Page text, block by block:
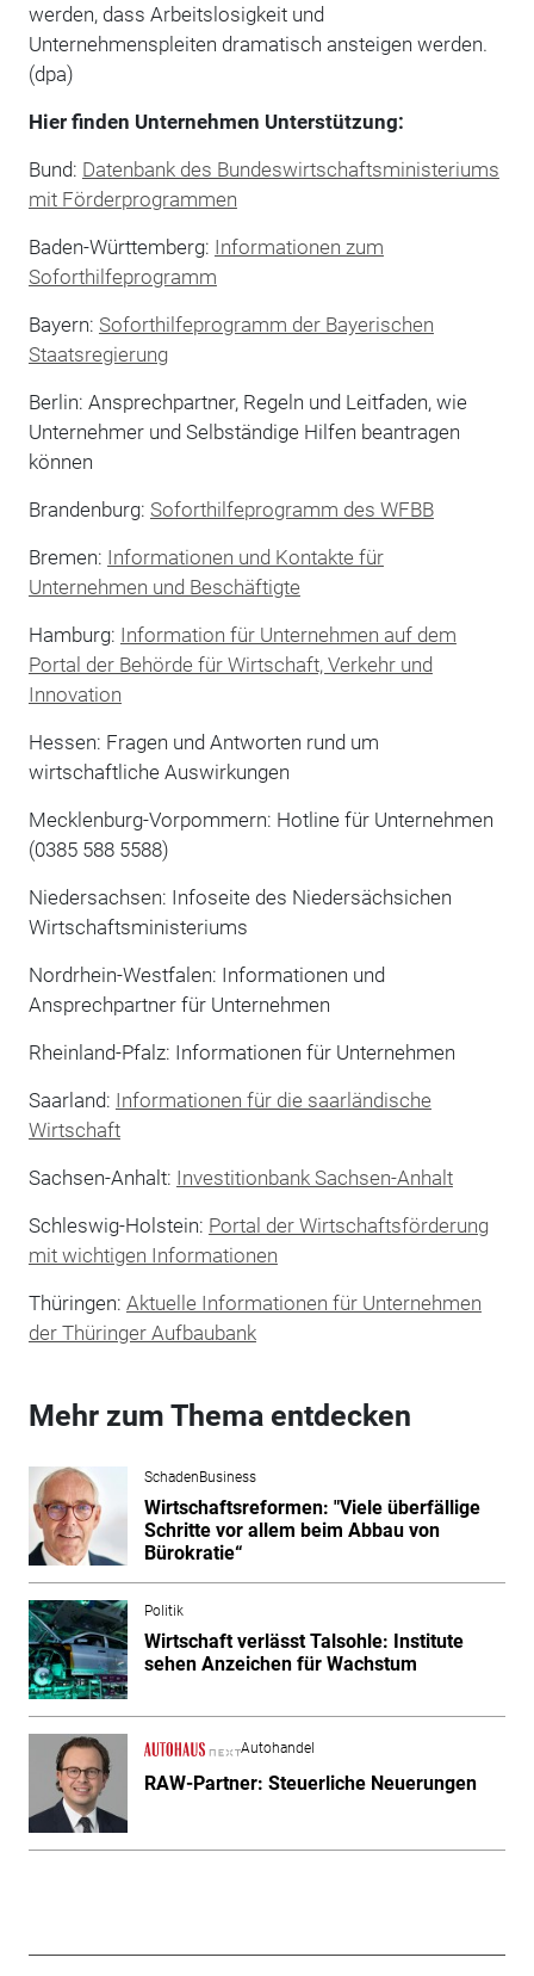
werden, dass Arbeitslosigkeit und
Unternehmenspleiten dramatisch ansteigen werden.
(dpa)
Hier finden Unternehmen Unterstützung:
Bund: Datenbank des Bundeswirtschaftsministeriums
mit Förderprogrammen
Baden-Württemberg: Informationen zum
Soforthilfeprogramm
Bayern: Soforthilfeprogramm der Bayerischen
Staatsregierung
Berlin: Ansprechpartner, Regeln und Leitfaden, wie
Unternehmer und Selbständige Hilfen beantragen
können
Brandenburg: Soforthilfeprogramm des WFBB
Bremen: Informationen und Kontakte für
Unternehmen und Beschäftigte
Hamburg: Information für Unternehmen auf dem
Portal der Behörde für Wirtschaft, Verkehr und
Innovation
Hessen: Fragen und Antworten rund um
wirtschaftliche Auswirkungen
Mecklenburg-Vorpommern: Hotline für Unternehmen
(0385 588 5588)
Niedersachsen: Infoseite des Niedersächsichen
Wirtschaftsministeriums
Nordrhein-Westfalen: Informationen und
Ansprechpartner für Unternehmen
Rheinland-Pfalz: Informationen für Unternehmen
Saarland: Informationen für die saarländische
Wirtschaft
Sachsen-Anhalt: Investitionbank Sachsen-Anhalt
Schleswig-Holstein: Portal der Wirtschaftsförderung
mit wichtigen Informationen
Thüringen: Aktuelle Informationen für Unternehmen
der Thüringer Aufbaubank
Mehr zum Thema entdecken
SchadenBusiness
Wirtschaftsreformen: "Viele überfällige
Schritte vor allem beim Abbau von
Bürokratie“
Politik
Wirtschaft verlässt Talsohle: Institute
sehen Anzeichen für Wachstum
Autohandel
RAW-Partner: Steuerliche Neuerungen